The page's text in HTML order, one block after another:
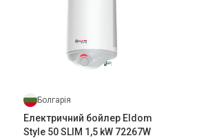
Болгарія
Електричний бойлер Eldom
Style 50 SLIM 1,5 kW 72267W